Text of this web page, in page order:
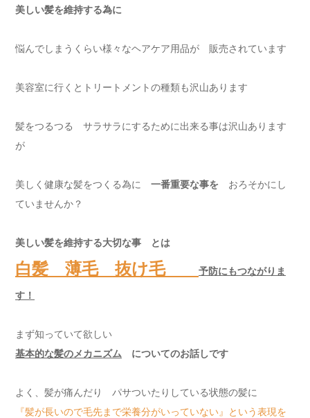
美しい髪を維持する為に
悩んでしまうくらい様々なヘアケア用品が 販売されています
美容室に行くとトリートメントの種類も沢山あります
髪をつるつる サラサラにするために出来る事は沢山あります
が
美しく健康な髪をつくる為に 一番重要な事を おろそかにし
ていませんか？
美しい髪を維持する大切な事 とは
白髪 薄毛 抜け毛 予防にもつながりま
す！
まず知っていて欲しい
基本的な髪のメカニズム についてのお話しです
よく、髪が痛んだり パサついたりしている状態の髪に
『髪が長いので毛先まで栄養分がいっていない』という表現を